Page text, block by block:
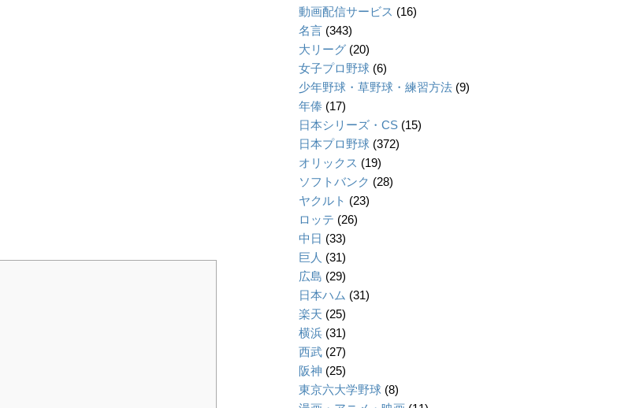
動画配信サービス (16)
名言 (343)
大リーグ (20)
女子プロ野球 (6)
少年野球・草野球・練習方法 (9)
年俸 (17)
日本シリーズ・CS (15)
日本プロ野球 (372)
オリックス (19)
ソフトバンク (28)
ヤクルト (23)
ロッテ (26)
中日 (33)
巨人 (31)
広島 (29)
日本ハム (31)
楽天 (25)
横浜 (31)
西武 (27)
阪神 (25)
東京六大学野球 (8)